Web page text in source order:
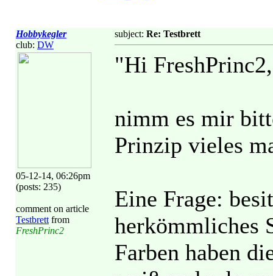
Hobbykegler
club: DW
05-12-14, 06:26pm
(posts: 235)
comment on article
Testbrett from
FreshPrinc2
subject: Re: Testbrett
"Hi FreshPrinc2,
nimm es mir
Prinzip vieles
Eine Frage:
herkömmliches
Farben haben